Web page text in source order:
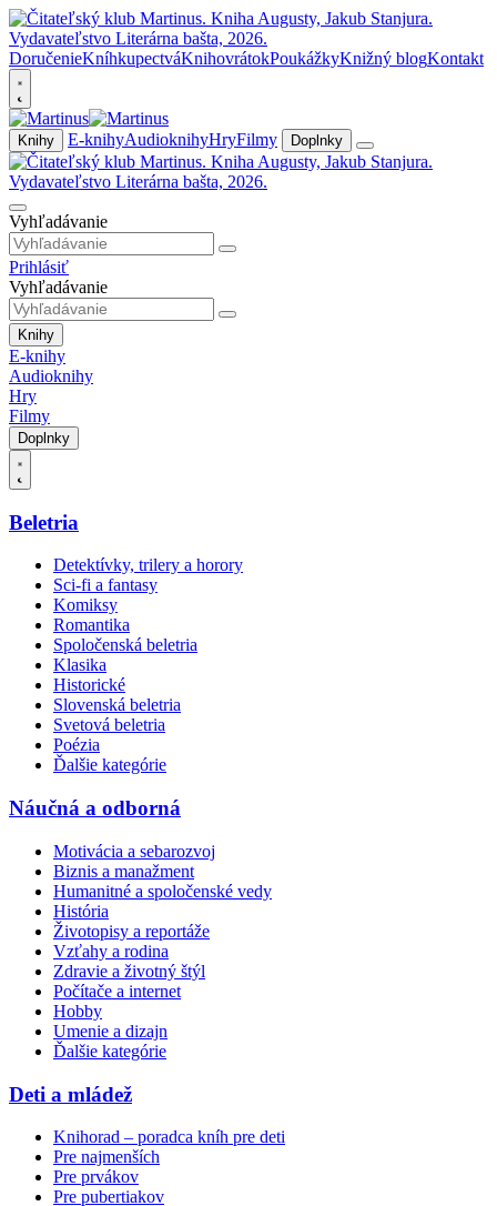
DoručenieKníhkupectváKnihovrátokPoukážkyKnižný blogKontakt
Knihy E-knihyAudioknihyHryFilmy Doplnky
Vyhľadávanie
Prihlásiť
Vyhľadávanie
Knihy
E-knihy
Audioknihy
Hry
Filmy
Doplnky
Beletria
Detektívky, trilery a horory
Sci-fi a fantasy
Komiksy
Romantika
Spoločenská beletria
Klasika
Historické
Slovenská beletria
Svetová beletria
Poézia
Ďalšie kategórie
Náučná a odborná
Motivácia a sebarozvoj
Biznis a manažment
Humanitné a spoločenské vedy
História
Životopisy a reportáže
Vzťahy a rodina
Zdravie a životný štýl
Počítače a internet
Hobby
Umenie a dizajn
Ďalšie kategórie
Deti a mládež
Knihorad – poradca kníh pre deti
Pre najmenších
Pre prvákov
Pre pubertiakov